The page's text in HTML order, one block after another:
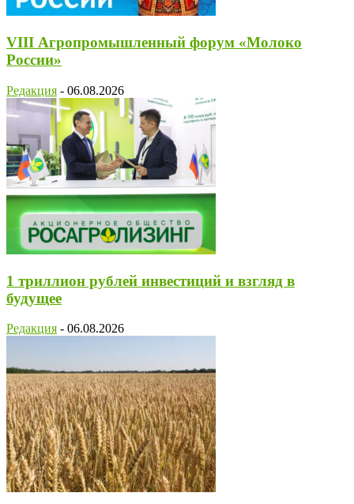
VIII Агропромышленный форум «Молоко
России»
Редакция - 06.08.2026
1 триллион рублей инвестиций и взгляд в
будущее
Редакция - 06.08.2026